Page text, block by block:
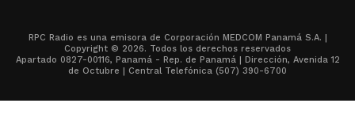
RPC Radio es una emisora de Corporación MEDCOM Panamá S.A. |
Copyright © 2026. Todos los derechos reservados
Apartado 0827-00116, Panamá - Rep. de Panamá | Dirección, Avenida 12
de Octubre | Central Telefónica (507) 390-6700